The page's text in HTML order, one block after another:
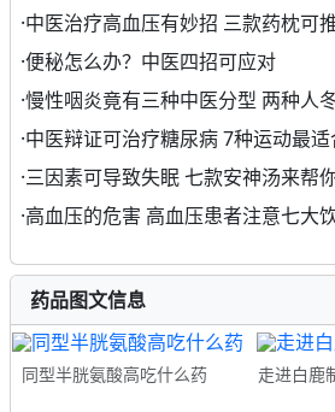
·中医治疗高血压有妙招 三款药枕可
·便秘怎么办？中医四招可应对
·慢性咽炎竟有三种中医分型 两种人
·中医辩证可治疗糖尿病 7种运动最适
·三因素可导致失眠 七款安神汤来帮
·高血压的危害 高血压患者注意七大
药品图文信息
同型半胱氨酸高吃什么药
走进白鹿